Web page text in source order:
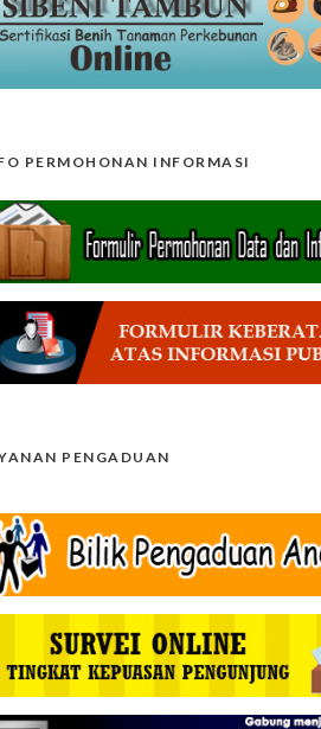
PERMOHONAN INFORMASI
PENGADUAN